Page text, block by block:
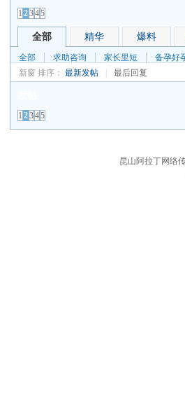
1 2345
全部 精华 爆料
全部 求助咨询 家长里短 备孕好
新窗 排序： 最新发帖 最后回复
1 2345
昆山阿拉丁网络